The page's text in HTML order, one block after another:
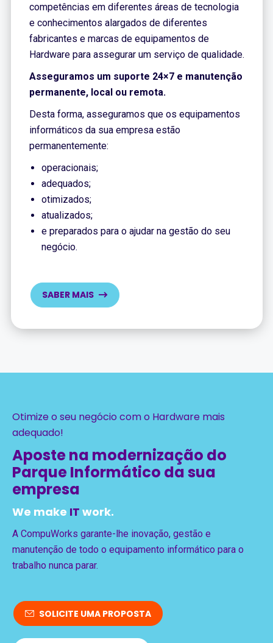
competências em diferentes áreas de tecnologia
e conhecimentos alargados de diferentes
fabricantes e marcas de equipamentos de
Hardware para assegurar um serviço de qualidade.
Asseguramos um suporte 24×7 e manutenção
permanente, local ou remota.
Desta forma, asseguramos que os equipamentos
informáticos da sua empresa estão
permanentemente:
operacionais;
adequados;
otimizados;
atualizados;
e preparados para o ajudar na gestão do seu
negócio.
SABER MAIS
Otimize o seu negócio com o Hardware mais
adequado!
Aposte na modernização do
Parque Informático da sua
empresa
We make IT work.
A CompuWorks garante-lhe inovação, gestão e
manutenção de todo o equipamento informático para o
trabalho nunca parar.
SOLICITE UMA PROPOSTA